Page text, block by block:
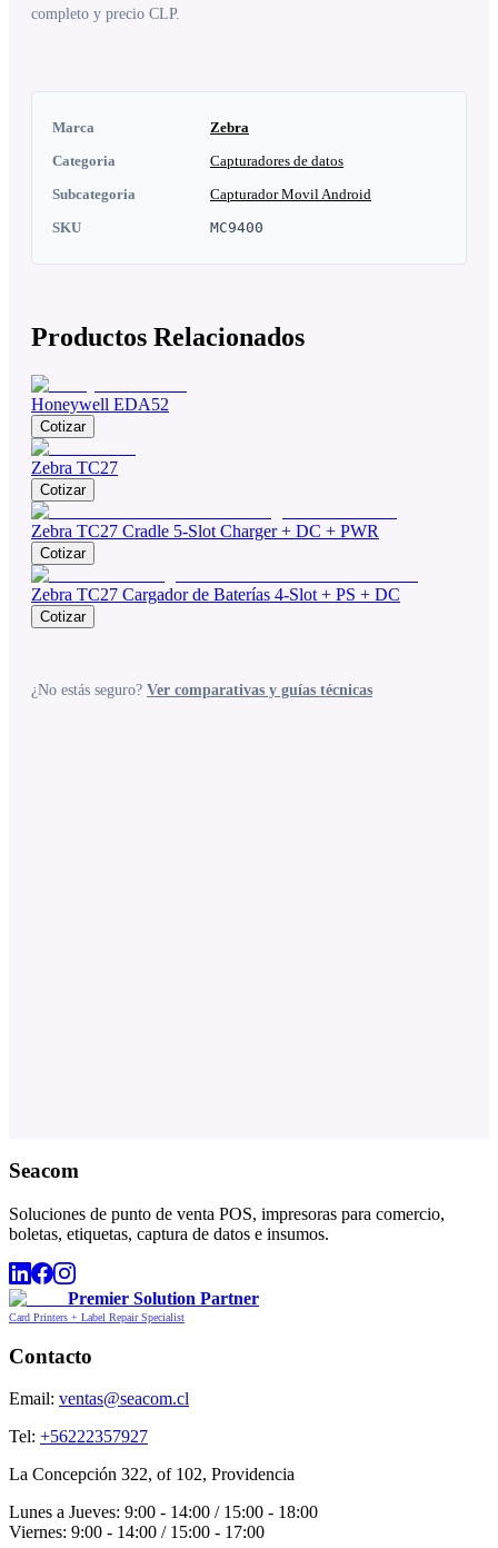
completo y precio CLP.
Marca
Zebra
Categoria
Capturadores de datos
Subcategoria
Capturador Movil Android
SKU
MC9400
Productos Relacionados
Honeywell EDA52
Cotizar
Zebra TC27
Cotizar
Zebra TC27 Cradle 5-Slot Charger + DC + PWR
Cotizar
Zebra TC27 Cargador de Baterías 4-Slot + PS + DC
Cotizar
¿No estás seguro? Ver comparativas y guías técnicas
Seacom
Soluciones de punto de venta POS, impresoras para comercio,
boletas, etiquetas, captura de datos e insumos.
Premier Solution Partner
Card Printers + Label Repair Specialist
Contacto
Email: ventas@seacom.cl
Tel: +56222357927
La Concepción 322, of 102, Providencia
Lunes a Jueves: 9:00 - 14:00 / 15:00 - 18:00
Viernes: 9:00 - 14:00 / 15:00 - 17:00